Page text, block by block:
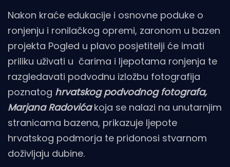
Nakon kraće edukacije i osnovne poduke o
ronjenju i ronilačkog opremi, zaronom u bazen
projekta Pogled u plavo posjetitelji će imati
priliku uživati u čarima i ljepotama ronjenja te
razgledavati podvodnu izložbu fotografija
poznatog hrvatskog podvodnog fotografa,
Marjana Radovićakoja se nalazi na unutarnjim
stranicama bazena, prikazuje ljepote
hrvatskog podmorja te pridonosi stvarnom
doživljaju dubine.